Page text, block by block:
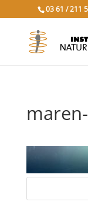
03 61 / 211